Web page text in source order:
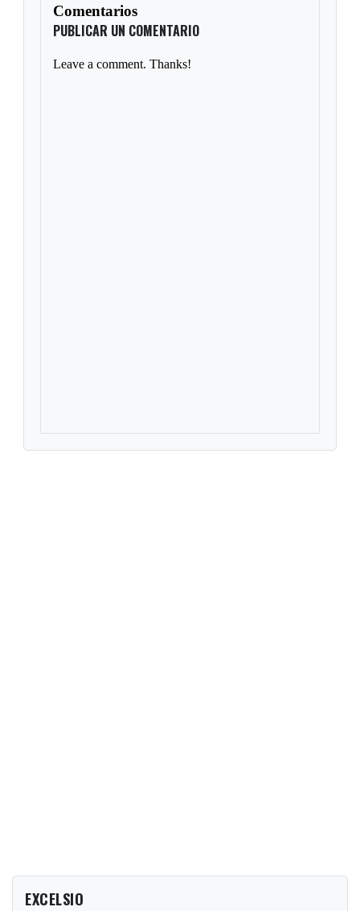
Comentarios
PUBLICAR UN COMENTARIO
Leave a comment. Thanks!
EXCELSIO